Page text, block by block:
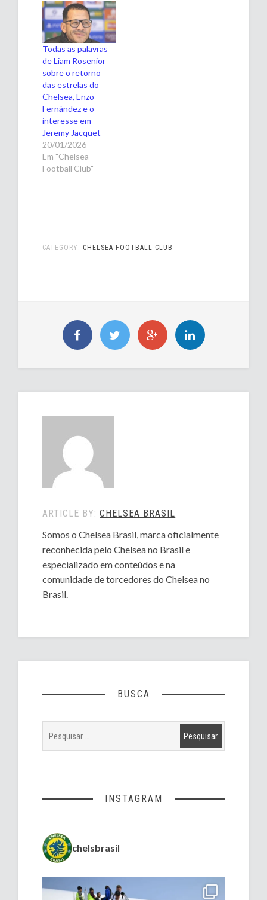
Todas as palavras
de Liam Rosenior
sobre o retorno
das estrelas do
Chelsea, Enzo
Fernández e o
interesse em
Jeremy Jacquet
20/01/2026
Em "Chelsea
Football Club"
CATEGORY: CHELSEA FOOTBALL CLUB
ARTICLE BY:CHELSEA BRASIL
Somos o Chelsea Brasil, marca oficialmente
reconhecida pelo Chelsea no Brasil e
especializado em conteúdos e na
comunidade de torcedores do Chelsea no
Brasil.
BUSCA
INSTAGRAM
chelsbrasil